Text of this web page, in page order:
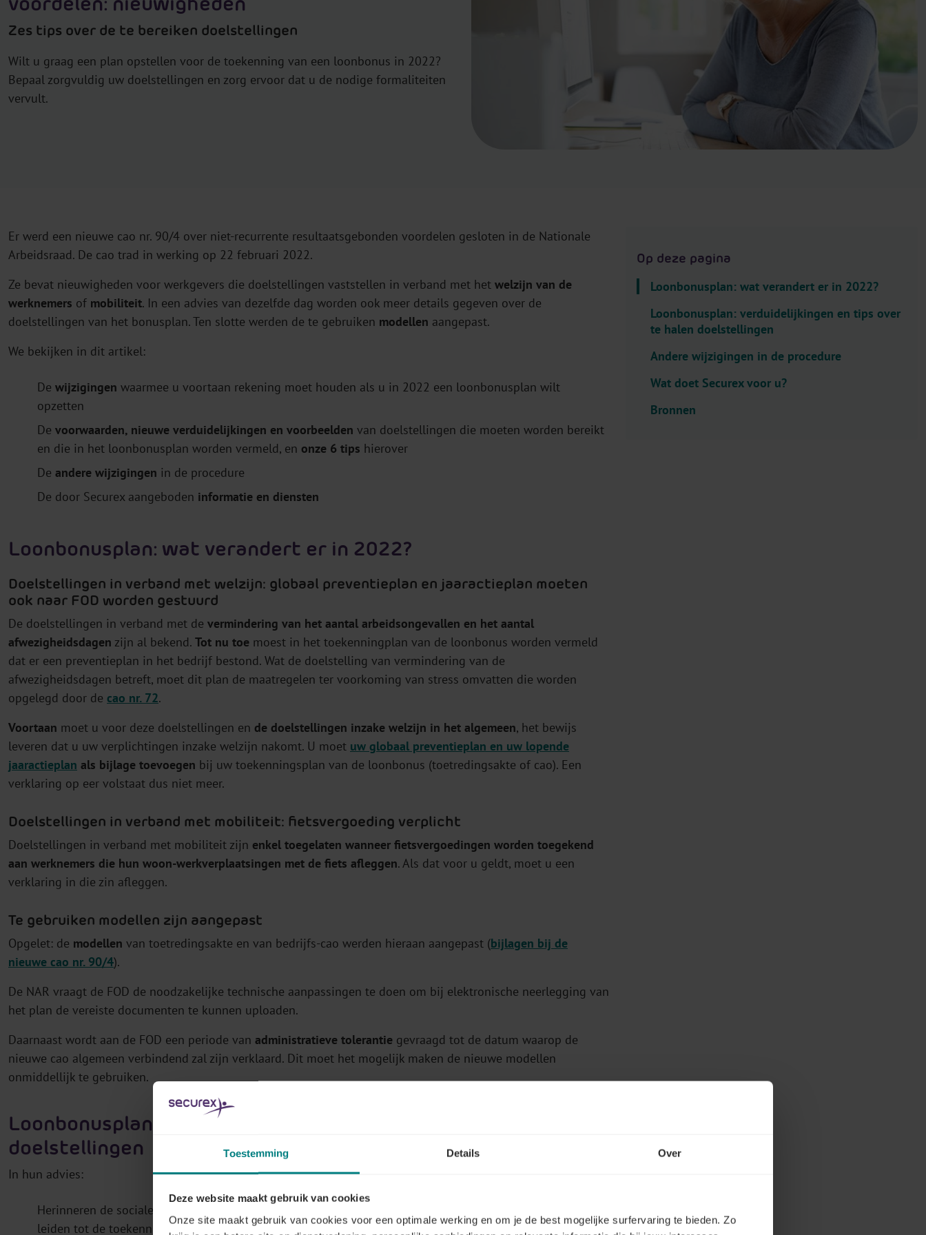
Toestemming Details Over
Deze website maakt gebruik van cookies
Onze site maakt gebruik van cookies voor een optimale werking en om je de best mogelijke surfervaring te bieden. Zo
d
l
Zes tips over de te bereiken doelstellingen
Wilt u graag een plan opstellen voor de toekenning van een loonbonus in 2022?
Bepaal zorgvuldig uw doelstellingen en zorg ervoor dat u de nodige formaliteiten
vervult.
Er werd een nieuwe cao nr. 90/4 over niet-recurrente resultaatsgebonden voordelen gesloten in de Nationale
Arbeidsraad. De cao trad in werking op 22 februari 2022.
Ze bevat nieuwigheden voor werkgevers die doelstellingen vaststellen in verband met het welzijn van de
werknemers of mobiliteit. In een advies van dezelfde dag worden ook meer details gegeven over de
doelstellingen van het bonusplan. Ten slotte werden de te gebruiken modellen aangepast.
We bekijken in dit artikel:
De wijzigingen waarmee u voortaan rekening moet houden als u in 2022 een loonbonusplan wilt
opzetten
De voorwaarden, nieuwe verduidelijkingen en voorbeelden van doelstellingen die moeten worden bereikt
en die in het loonbonusplan worden vermeld, en onze 6 tips hierover
De andere wijzigingen in de procedure
De door Securex aangeboden informatie en diensten
Loonbonusplan: wat verandert er in 2022?
Doelstellingen in verband met welzijn: globaal preventieplan en jaaractieplan moeten
ook naar FOD worden gestuurd
De doelstellingen in verband met de vermindering van het aantal arbeidsongevallen en het aantal
afwezigheidsdagen zijn al bekend. Tot nu toe moest in het toekenningplan van de loonbonus worden vermeld
dat er een preventieplan in het bedrijf bestond. Wat de doelstelling van vermindering van de
afwezigheidsdagen betreft, moet dit plan de maatregelen ter voorkoming van stress omvatten die worden
opgelegd door de cao nr. 72.
Voortaan moet u voor deze doelstellingen en de doelstellingen inzake welzijn in het algemeen, het bewijs
leveren dat u uw verplichtingen inzake welzijn nakomt. U moet uw globaal preventieplan en uw lopende
jaaractieplan als bijlage toevoegen bij uw toekenningsplan van de loonbonus (toetredingsakte of cao). Een
verklaring op eer volstaat dus niet meer.
Doelstellingen in verband met mobiliteit: fietsvergoeding verplicht
Doelstellingen in verband met mobiliteit zijn enkel toegelaten wanneer fietsvergoedingen worden toegekend
aan werknemers die hun woon-werkverplaatsingen met de fiets afleggen. Als dat voor u geldt, moet u een
verklaring in die zin afleggen.
Te gebruiken modellen zijn aangepast
Opgelet: de modellen van toetredingsakte en van bedrijfs-cao werden hieraan aangepast (bijlagen bij de
nieuwe cao nr. 90/4).
De NAR vraagt de FOD de noodzakelijke technische aanpassingen te doen om bij elektronische neerlegging van
het plan de vereiste documenten te kunnen uploaden.
Daarnaast wordt aan de FOD een periode van administratieve tolerantie gevraagd tot de datum waarop de
nieuwe cao algemeen verbindend zal zijn verklaard. Dit moet het mogelijk maken de nieuwe modellen
onmiddellijk te gebruiken.
Loonbonusplan: verduidelijkingen en tips over te halen
doelstellingen
In hun advies:
Herinneren de sociale partners aan de criteria waaraan de doelstellingen waarvan de verwezenlijking kan
leiden tot de toekenning van niet-recurrente voordelen moeten voldoen
Op deze pagina
Loonbonusplan: wat verandert er in 2022?
Loonbonusplan: verduidelijkingen en tips over
te halen doelstellingen
Andere wijzigingen in de procedure
Wat doet Securex voor u?
Bronnen